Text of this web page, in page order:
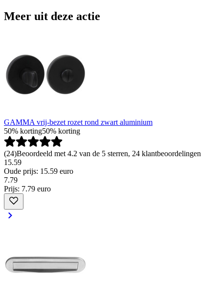
Meer uit deze actie
GAMMA vrij-bezet rozet rond zwart aluminium
50% korting50% korting
(24)Beoordeeld met 4.2 van de 5 sterren, 24 klantbeoordelingen
15.59
Oude prijs: 15.59 euro
7.79
Prijs: 7.79 euro